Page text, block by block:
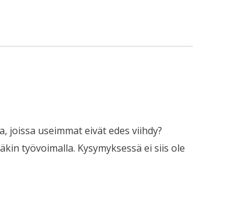
joissa useimmat eivät edes viihdy?
työvoimalla. Kysymyksessä ei siis ole